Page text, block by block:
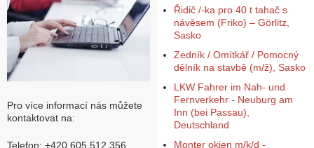
Pro více informací nás můžete
kontaktovat na:
Telefon: +420 605 512 356
Řidič /-ka pro 40 t tahač s
návěsem (Friko) – Görlitz,
Sasko
Zedník / Omítkář / Pomocný
dělník na stavbě (m/ž), Sasko
LKW Fahrer im Nah- und
Fernverkehr - Neuburg am
Inn (bei Passau),
Deutschland
Monter okien m/k/d -